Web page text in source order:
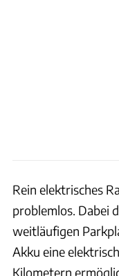
Rein elektrisches
problemlos. Dabei
weitläufigen
Akku eine
Kilometern